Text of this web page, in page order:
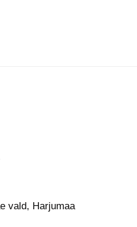
vald, Harjumaa